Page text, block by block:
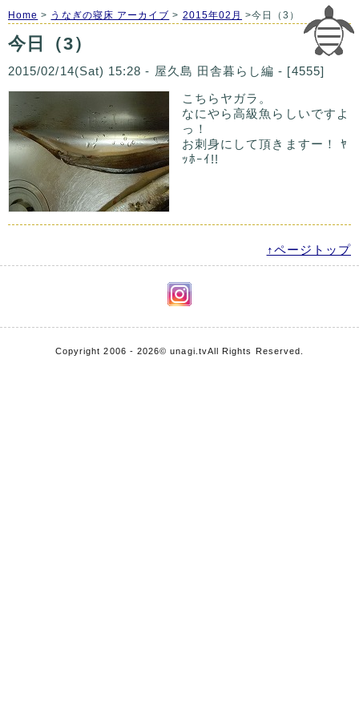
Home > うなぎの寝床 アーカイブ > 2015年02月 >今日（3）
今日（3）
2015/02/14(Sat) 15:28 - 屋久島 田舎暮らし編 - [4555]
こちらヤガラ。
なにやら高級魚らしいですよ
っ！
お刺身にして頂きますー！ ﾔ
ｯﾎｰｲ!!
↑ページトップ
Copyright 2006 - 2026© unagi.tvAll Rights Reserved.